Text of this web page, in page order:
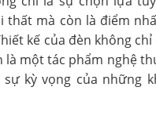
thất mà còn là điểm
kế của đèn không
là một tác phẩm nghệ
kỳ vọng của những